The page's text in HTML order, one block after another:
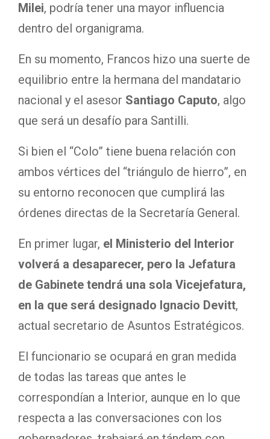
Milei, podría tener una mayor influencia
dentro del organigrama.
En su momento, Francos hizo una suerte de
equilibrio entre la hermana del mandatario
nacional y el asesor Santiago Caputo, algo
que será un desafío para Santilli.
Si bien el “Colo” tiene buena relación con
ambos vértices del “triángulo de hierro”, en
su entorno reconocen que cumplirá las
órdenes directas de la Secretaría General.
En primer lugar, el Ministerio del Interior
volverá a desaparecer, pero la Jefatura
de Gabinete tendrá una sola Vicejefatura,
en la que será designado Ignacio Devitt,
actual secretario de Asuntos Estratégicos.
El funcionario se ocupará en gran medida
de todas las tareas que antes le
correspondían a Interior, aunque en lo que
respecta a las conversaciones con los